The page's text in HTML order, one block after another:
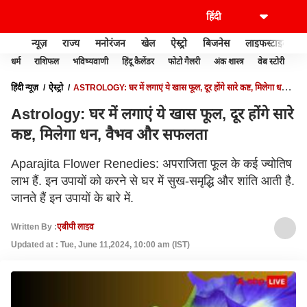
न्यूज़ राज्य मनोरंजन खेल ऐस्ट्रो बिजनेस लाइफस्टाइल
धर्म राशिफल भविष्यवाणी हिंदू कैलेंडर फोटो गैलरी अंक शास्त्र वेब स्टोरी
हिंदी न्यूज़ ऐस्ट्रो
ASTROLOGY: घर में लगाएं ये खास फूल, दूर होंगे सारे कष्ट, मिलेगा धन,
Astrology: घर में लगाएं ये खास फूल, दूर होंगे सारे
कष्ट, मिलेगा धन, वैभव और सफलता
Aparajita Flower Renedies: अपराजिता फूल के कई ज्योतिष
लाभ हैं. इन उपायों को करने से घर में सुख-समृद्धि और शांति आती है.
जानते हैं इन उपायों के बारे में.
Written By :एबीपी लाइव
Updated at : Tue, June 11,2024, 10:00 am (IST)